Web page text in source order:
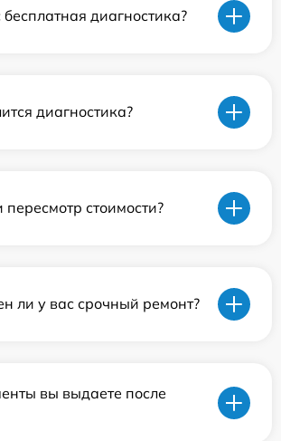
бесплатная диагностика?
диагностика?
стоимости?
ли у вас срочный ремонт?
вы выдаете после